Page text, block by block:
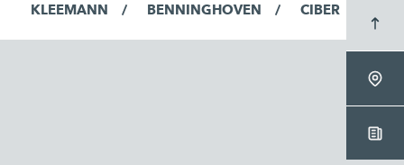
KLEEMANN BENNINGHOVEN CIBER